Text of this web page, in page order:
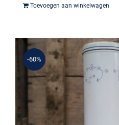
Toevoegen aan winkelwagen
-60%